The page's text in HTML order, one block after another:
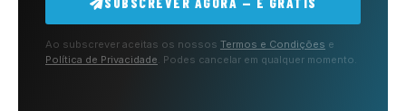
Ao subscrever aceitas os nossos Termos e Condições e
Política de Privacidade. Podes cancelar em qualquer momento.